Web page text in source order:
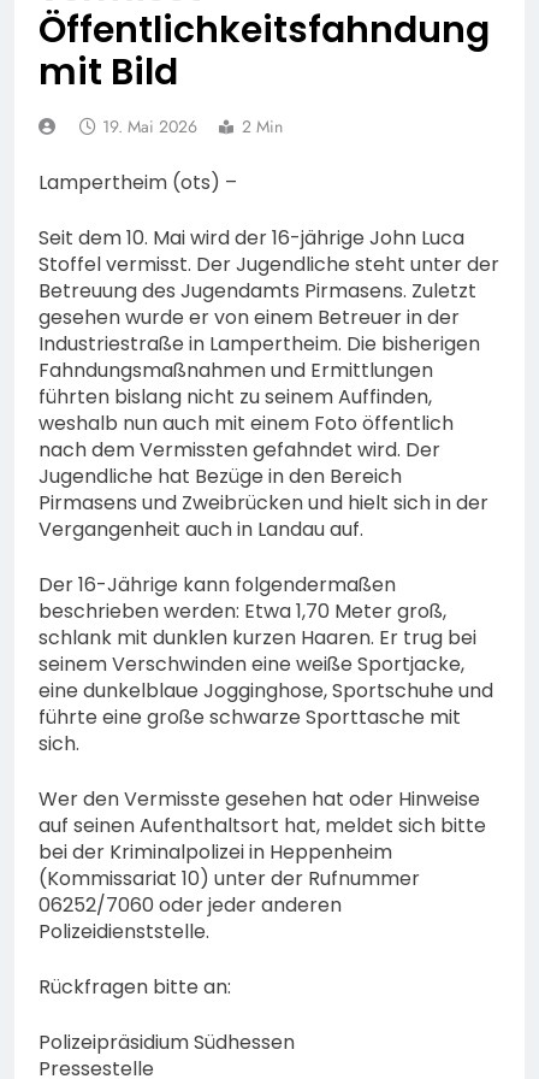
H. weiterhin vermisst –
6. August 2026
Öffentlichkeitsfahndung
mit Bild
19. Mai 2026 2 Min
Lampertheim (ots) –
Seit dem 10. Mai wird der 16-jährige John Luca
Stoffel vermisst. Der Jugendliche steht unter der
Betreuung des Jugendamts Pirmasens. Zuletzt
gesehen wurde er von einem Betreuer in der
Industriestraße in Lampertheim. Die bisherigen
Fahndungsmaßnahmen und Ermittlungen
führten bislang nicht zu seinem Auffinden,
weshalb nun auch mit einem Foto öffentlich
nach dem Vermissten gefahndet wird. Der
Jugendliche hat Bezüge in den Bereich
Pirmasens und Zweibrücken und hielt sich in der
Vergangenheit auch in Landau auf.
Der 16-Jährige kann folgendermaßen
beschrieben werden: Etwa 1,70 Meter groß,
schlank mit dunklen kurzen Haaren. Er trug bei
seinem Verschwinden eine weiße Sportjacke,
eine dunkelblaue Jogginghose, Sportschuhe und
führte eine große schwarze Sporttasche mit
sich.
Wer den Vermisste gesehen hat oder Hinweise
auf seinen Aufenthaltsort hat, meldet sich bitte
bei der Kriminalpolizei in Heppenheim
(Kommissariat 10) unter der Rufnummer
06252/7060 oder jeder anderen
Polizeidienststelle.
Rückfragen bitte an:
Polizeipräsidium Südhessen
Pressestelle